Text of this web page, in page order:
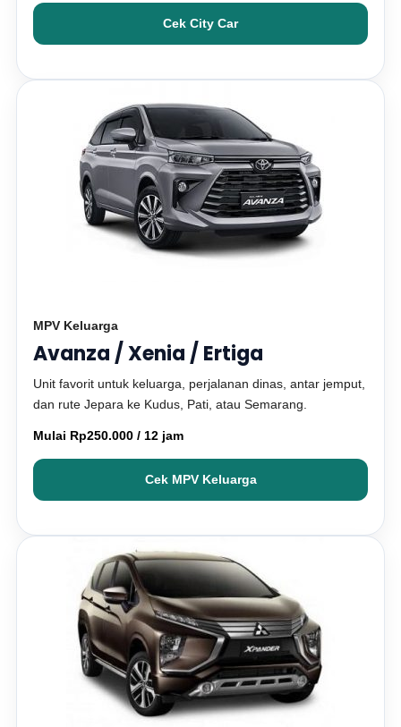
Cek City Car
MPV Keluarga
Avanza / Xenia / Ertiga
Unit favorit untuk keluarga, perjalanan dinas, antar jemput,
dan rute Jepara ke Kudus, Pati, atau Semarang.
Mulai Rp250.000 / 12 jam
Cek MPV Keluarga